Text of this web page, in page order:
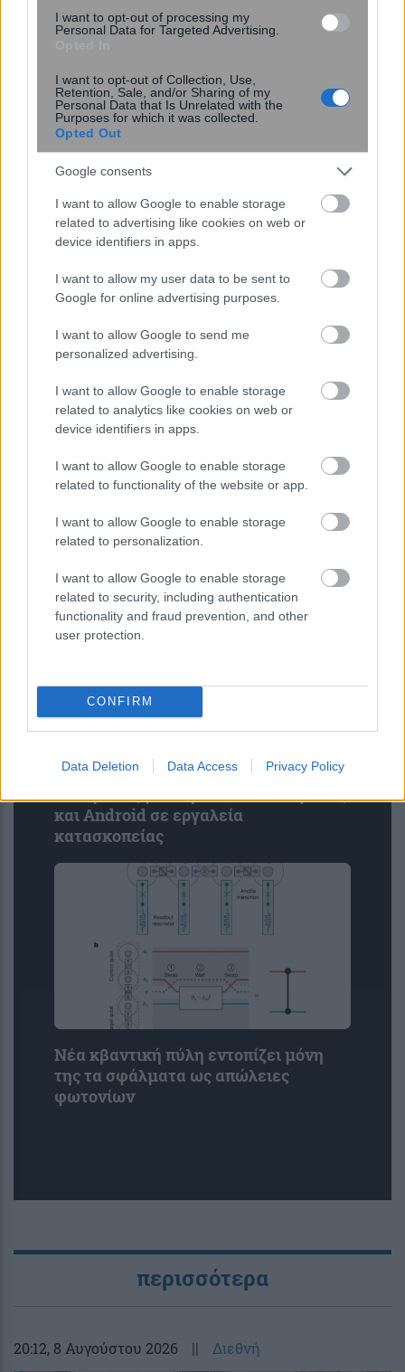
I want to opt-out of processing my
Personal Data for Targeted Advertising.
I want to opt-out of Collection, Use,
Retention, Sale, and/or Sharing of my
Personal Data that Is Unrelated with the
Purposes for which it was collected.
Opted Out
Google consents
I want to allow Google to enable storage
related to advertising like cookies on web or
device identifiers in apps.
I want to allow my user data to be sent to
Google for online advertising purposes.
I want to allow Google to send me
personalized advertising.
I want to allow Google to enable storage
related to analytics like cookies on web or
device identifiers in apps.
I want to allow Google to enable storage
related to functionality of the website or app.
I want to allow Google to enable storage
related to personalization.
I want to allow Google to enable storage
related to security, including authentication
functionality and fraud prevention, and other
user protection.
CONFIRM
Data Deletion Data Access Privacy Policy
Miranda Kerr: Η περίεργη διατροφή
που ακολουθεί το supermodel για να
διατηρείται πάντα αδύνατη: «Τρώω
ελάφι και βίσονα για ...
Σοκαριστική φωτογραφία δείχνει τι
σέρνουμε τη βαλίτσα – Η
προειδοποίηση των ειδικών
Ψεύτικα PDF και εφαρμογές
συνομιλίας μετατρέπουν υπολογιστές
και Android σε εργαλεία
κατασκοπείας
Νέα κβαντική πύλη εντοπίζει μόνη
της τα σφάλματα ως απώλειες
φωτονίων
περισσότερα
20:12, 8 Αυγούστου 2026 || Διεθνή